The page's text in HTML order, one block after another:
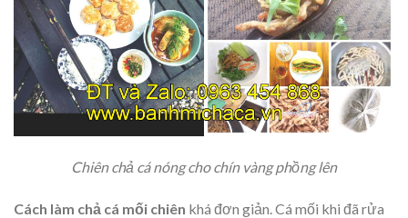
Chiên chả cá nóng cho chín vàng phồng lên
Cách làm chả cá mối chiên khá đơn giản. Cá mối khi đã rửa